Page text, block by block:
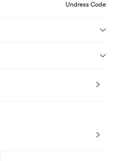
Undress Code